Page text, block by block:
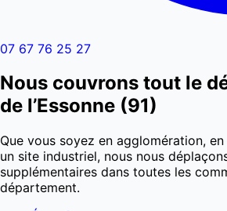
07 67 76 25 27
Nous couvrons tout le
de l’Essonne (91)
Que vous soyez en agglomération,
un site industriel, nous nous
supplémentaires dans toutes les
département.